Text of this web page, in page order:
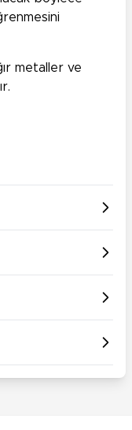
metaller ve